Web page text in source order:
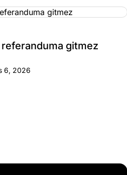
gitmez
6, 2026